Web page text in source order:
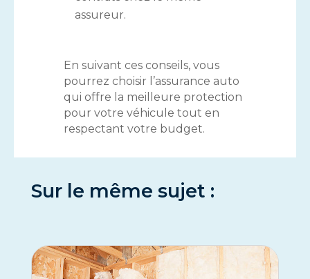
assureur.
En suivant ces conseils, vous
pourrez choisir l’assurance auto
qui offre la meilleure protection
pour votre véhicule tout en
respectant votre budget.
Sur le même sujet :